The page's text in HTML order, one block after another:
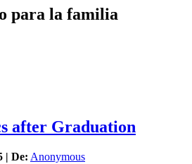
para la familia
after Graduation
| De: Anonymous